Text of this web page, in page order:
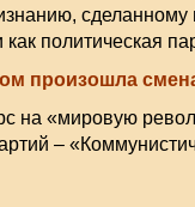
сделанному
политическая
произошла
на «мировую
–